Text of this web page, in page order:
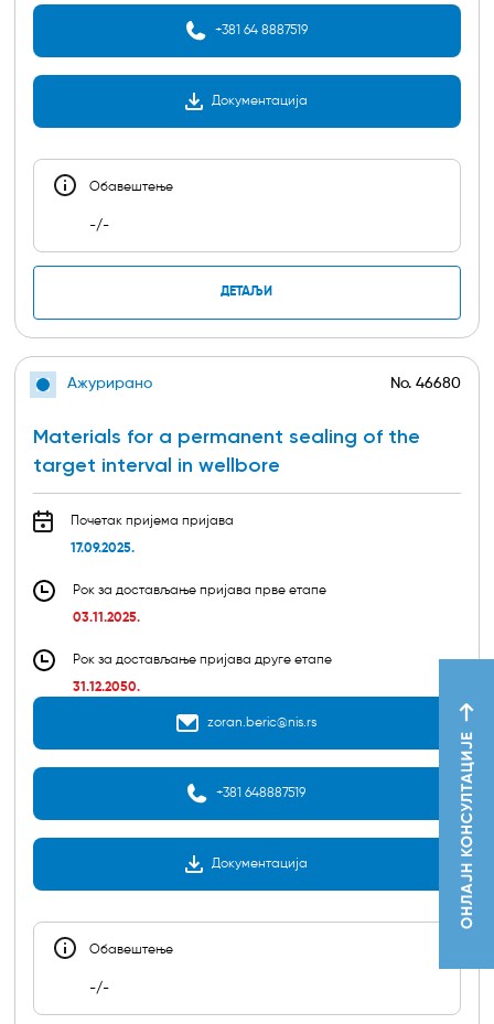
+381 64 8887519
Документација
Обавештењe
-/-
ДЕТАЉИ
Ажурирано No. 46680
Materials for a permanent sealing of the
target interval in wellbore
Почетак пријема пријава
17.09.2025.
Рок за достављање пријава прве етапе
03.11.2025.
Рок за достављање пријава друге етапе
31.12.2050.
zoran.beric@nis.rs
+381 648887519
Документација
Обавештењe
-/-